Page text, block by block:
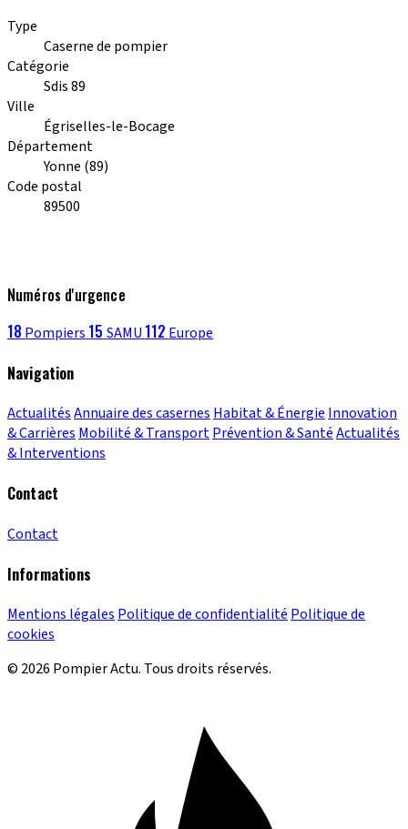
Type
Caserne de pompier
Catégorie
Sdis 89
Ville
Égriselles-le-Bocage
Département
Yonne (89)
Code postal
89500
Numéros d'urgence
18 Pompiers 15 SAMU 112 Europe
Navigation
ActualitésAnnuaire des casernes Habitat & Énergie Innovation
& Carrières Mobilité & TransportPrévention & SantéActualités
& Interventions
Contact
Contact
Informations
Mentions légales Politique de confidentialité Politique de
cookies
© 2026 Pompier Actu. Tous droits réservés.